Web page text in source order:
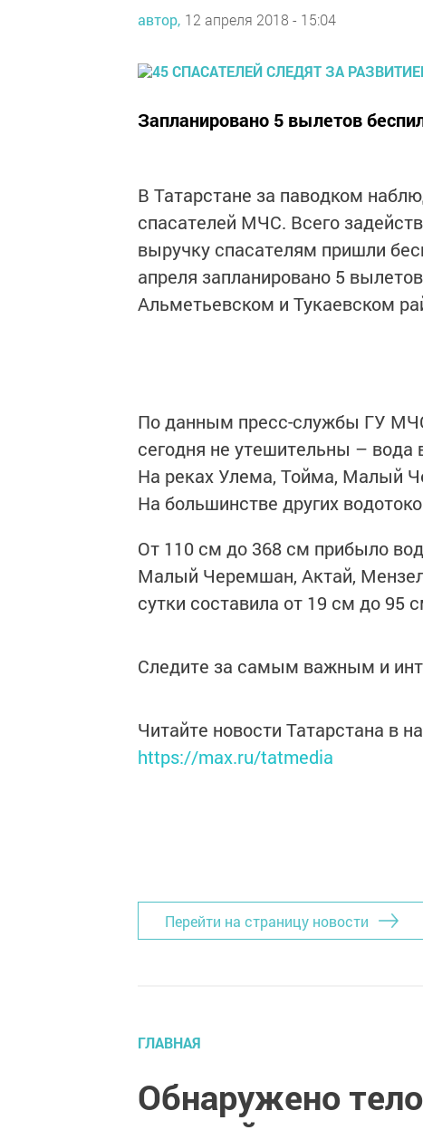
автор, 12 апреля 2018 - 15:04
Запланировано 5 вылетов
В Татарстане за паводком
спасателей МЧС. Всего
выручку спасателям пришли
апреля запланировано 5
Альметьевском и Тукаевском
По данным пресс-службы ГУ
сегодня не утешительны – вода
На реках Улема, Тойма, Малый
На большинстве других
От 110 см до 368 см прибыло
Малый Черемшан, Актай,
сутки составила от 19 см до 95
Следите за самым важным и
Читайте новости Татарстана в
https://max.ru/tatmedia
Перейти на страницу новости
ГЛАВНАЯ
Обнаружено